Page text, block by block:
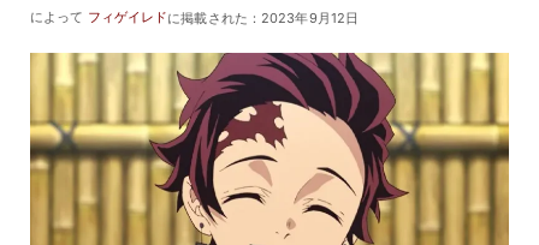
に掲載された： 2023年9月12日
によって フィゲイレド